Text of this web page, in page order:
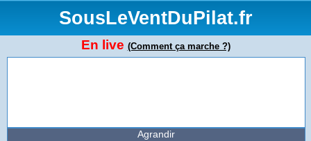
SousLeVentDuPilat.fr
En live (Comment ça marche ?)
Agrandir